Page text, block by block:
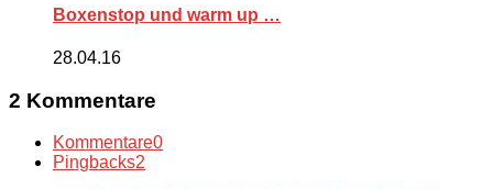
Boxenstop und warm up …
28.04.16
2 Kommentare
Kommentare0
Pingbacks2